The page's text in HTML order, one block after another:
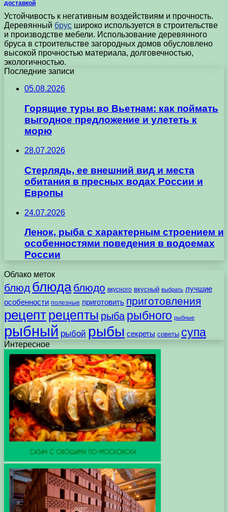
доставкой
Устойчивость к негативным воздействиям и прочность.
Деревянный брус широко используется в строительстве
и производстве мебели. Использование деревянного
бруса в строительстве загородных домов обусловлено
высокой прочностью материала, долговечностью,
экологичностью.
Последние записи
05.08.2026
Горящие туры во Вьетнам: как поймать
выгодное предложение и улететь к
морю
28.07.2026
Стерлядь, ее внешний вид и места
обитания в пресных водах России и
Европы
24.07.2026
Ленок, рыба с характерным строением и
особенностями поведения в водоемах
России
Облако меток
блюд блюда блюдо вкусного вкусный выбрать лучшие
особенности полезные приготовить приготовления
рецептрецепты рыба рыбного рыбные
рыбный рыбой рыбы секреты советы супа
Интересное